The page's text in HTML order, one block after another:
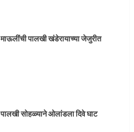
माऊलींची पालखी खंडेरायाच्या जेजुरीत
पालखी सोहळ्याने ओलांडला दिवे घाट